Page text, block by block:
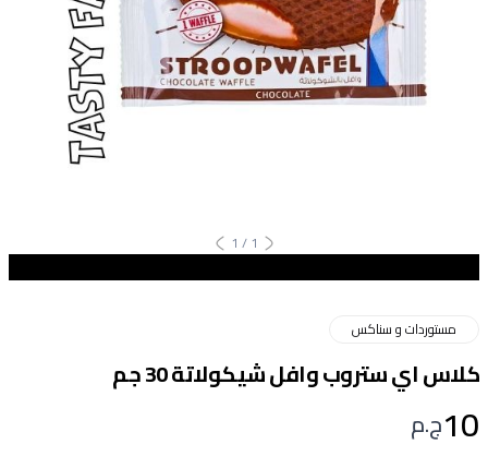
1
/
1
مستوردات و سناكس
كلاس اي ستروب وافل شيكولاتة 30 جم
10ج.م